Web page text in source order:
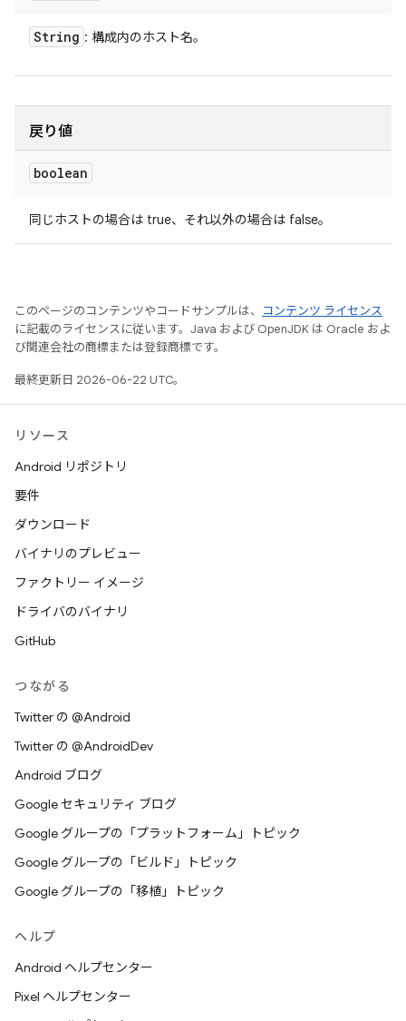
String : 構成内のホスト名。
戻り値
boolean
同じホストの場合は true、それ以外の場合は false。
このページのコンテンツやコードサンプルは、
コンテンツ ライセンス
に記載のライセンスに従います。Java および OpenJDK は Oracle およ
び関連会社の商標または登録商標です。
最終更新日 2026-06-22 UTC。
リソース
Android リポジトリ
要件
ダウンロード
バイナリのプレビュー
ファクトリー イメージ
ドライバのバイナリ
GitHub
つながる
Twitter の @Android
Twitter の @AndroidDev
Android ブログ
Google セキュリティ ブログ
Google グループの「プラットフォーム」トピック
Google グループの「ビルド」トピック
Google グループの「移植」トピック
ヘルプ
Android ヘルプセンター
Pixel ヘルプセンター